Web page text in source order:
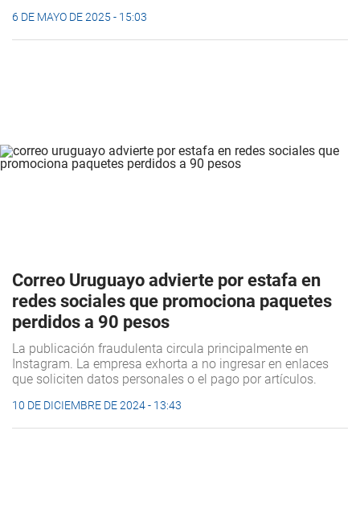
6 DE MAYO DE 2025 - 15:03
Correo Uruguayo advierte por estafa en
redes sociales que promociona paquetes
perdidos a 90 pesos
La publicación fraudulenta circula principalmente en
Instagram. La empresa exhorta a no ingresar en enlaces
que soliciten datos personales o el pago por artículos.
10 DE DICIEMBRE DE 2024 - 13:43